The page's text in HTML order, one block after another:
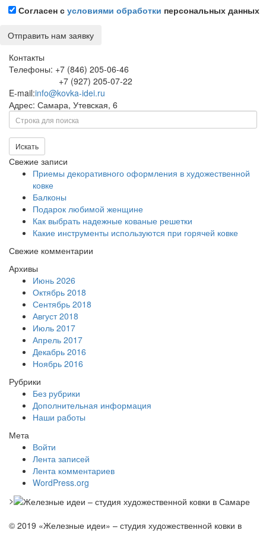
Согласен с условиями обработки персональных данных
Контакты
Телефоны: +7 (846) 205-06-46
+7 (927) 205-07-22
E-mail:info@kovka-idei.ru
Адрес: Самара, Утевская, 6
Поиск
Искать
Свежие записи
Приемы декоративного оформления в художественной
ковке
Балконы
Подарок любимой женщине
Как выбрать надежные кованые решетки
Какие инструменты используются при горячей ковке
Свежие комментарии
Архивы
Июнь 2026
Октябрь 2018
Сентябрь 2018
Август 2018
Июль 2017
Апрель 2017
Декабрь 2016
Ноябрь 2016
Рубрики
Без рубрики
Дополнительная информация
Наши работы
Мета
Войти
Лента записей
Лента комментариев
WordPress.org
>
© 2019 «Железные идеи» – студия художественной ковки в